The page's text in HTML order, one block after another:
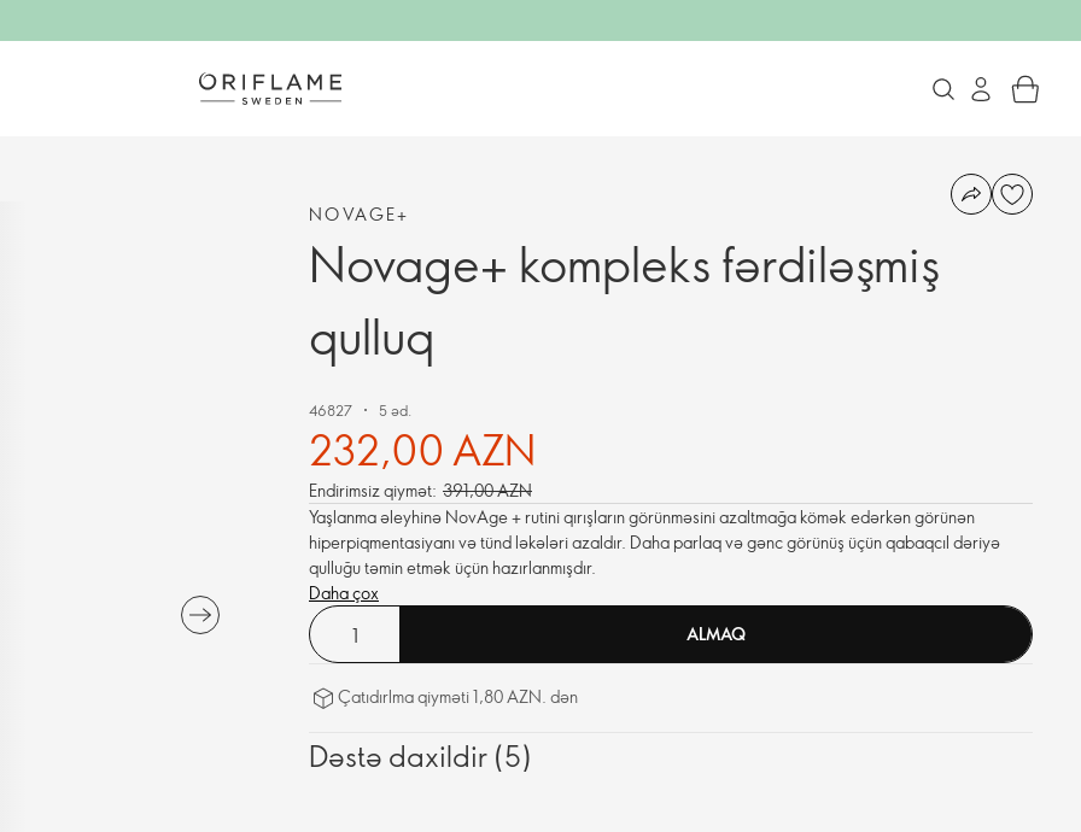
NOVAGE+
Novage+ kompleks fərdiləşmiş
qulluq
46827 5 əd.
232,00 AZN
Endirimsiz qiymət: 391,00 AZN
Yaşlanma əleyhinə NovAge + rutini qırışların görünməsini azaltmağa kömək edərkən görünən
hiperpiqmentasiyanı və tünd ləkələri azaldır. Daha parlaq və gənc görünüş üçün qabaqcıl dəriyə
qulluğu təmin etmək üçün hazırlanmışdır.
Daha çox
ALMAQ
Çatıdırlma qiyməti 1,80 AZN. dən
Dəstə daxildir (5)